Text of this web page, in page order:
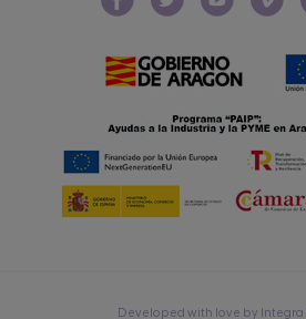
Developed with love by Integra